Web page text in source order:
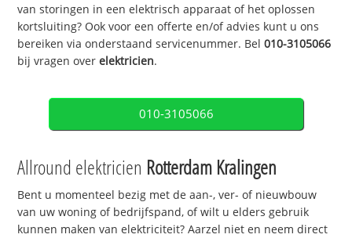
van storingen in een elektrisch apparaat of het oplossen
kortsluiting? Ook voor een offerte en/of advies kunt u ons
bereiken via onderstaand servicenummer. Bel010-3105066
bij vragen overelektricien.
010-3105066
Allround elektricien Rotterdam Kralingen
Bent u momenteel bezig met de aan-, ver- of nieuwbouw
van uw woning of bedrijfspand, of wilt u elders gebruik
kunnen maken van elektriciteit? Aarzel niet en neem direct